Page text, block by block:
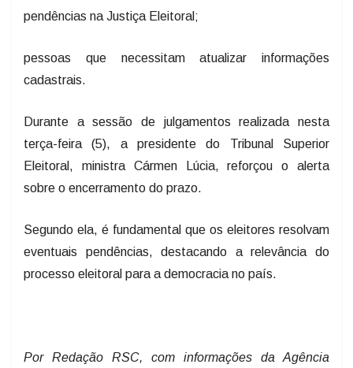
pendências na Justiça Eleitoral;
pessoas que necessitam atualizar informações
cadastrais.
Durante a sessão de julgamentos realizada nesta
terça-feira (5), a presidente do Tribunal Superior
Eleitoral, ministra Cármen Lúcia, reforçou o alerta
sobre o encerramento do prazo.
Segundo ela, é fundamental que os eleitores resolvam
eventuais pendências, destacando a relevância do
processo eleitoral para a democracia no país.
Por Redação RSC, com informações da Agência